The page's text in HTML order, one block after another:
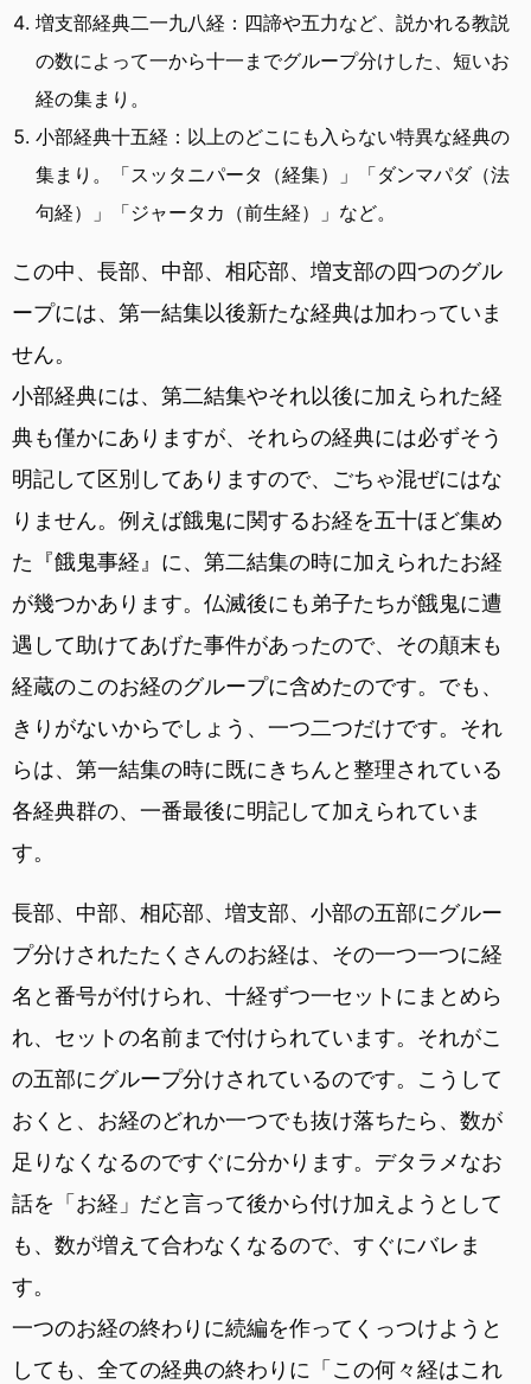
増支部経典二一九八経：四諦や五力など、説かれる教説
の数によって一から十一までグループ分けした、短いお
経の集まり。
小部経典十五経：以上のどこにも入らない特異な経典の
集まり。「スッタニパータ（経集）」「ダンマパダ（法
句経）」「ジャータカ（前生経）」など。
この中、長部、中部、相応部、増支部の四つのグル
ープには、第一結集以後新たな経典は加わっていま
せん。
小部経典には、第二結集やそれ以後に加えられた経
典も僅かにありますが、それらの経典には必ずそう
明記して区別してありますので、ごちゃ混ぜにはな
りません。例えば餓鬼に関するお経を五十ほど集め
た『餓鬼事経』に、第二結集の時に加えられたお経
が幾つかあります。仏滅後にも弟子たちが餓鬼に遭
遇して助けてあげた事件があったので、その顛末も
経蔵のこのお経のグループに含めたのです。でも、
きりがないからでしょう、一つ二つだけです。それ
らは、第一結集の時に既にきちんと整理されている
各経典群の、一番最後に明記して加えられていま
す。
長部、中部、相応部、増支部、小部の五部にグルー
プ分けされたたくさんのお経は、その一つ一つに経
名と番号が付けられ、十経ずつ一セットにまとめら
れ、セットの名前まで付けられています。それがこ
の五部にグループ分けされているのです。こうして
おくと、お経のどれか一つでも抜け落ちたら、数が
足りなくなるのですぐに分かります。デタラメなお
話を「お経」だと言って後から付け加えようとして
も、数が増えて合わなくなるので、すぐにバレま
す。
一つのお経の終わりに続編を作ってくっつけようと
しても、全ての経典の終わりに「この何々経はこれ